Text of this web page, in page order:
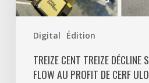
Digital Édition
profit
CERF
TREIZE CENT TREIZE DÉCLINE
FLOW AU PROFIT DE CERF